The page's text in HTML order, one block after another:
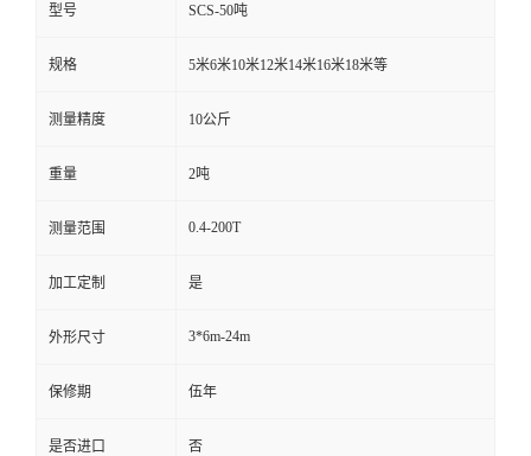
型号 SCS-50吨
规格 5米6米10米12米14米16米18米等
测量精度 10公斤
重量 2吨
测量范围 0.4-200T
加工定制 是
外形尺寸 3*6m-24m
保修期 伍年
是否进口 否